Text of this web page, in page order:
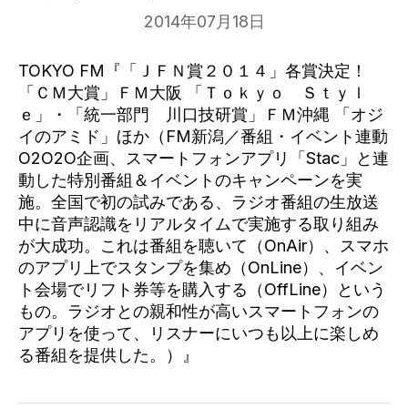
2014年07月18日
TOKYO FM『「ＪＦＮ賞２０１４」各賞決定！
「ＣＭ大賞」ＦＭ大阪 「Ｔｏｋｙｏ Ｓｔｙｌ
ｅ」・「統一部門 川口技研賞」ＦＭ沖縄 「オジ
イのアミド」ほか（FM新潟／番組・イベント連動
O2O2O企画、スマートフォンアプリ「Stac」と連
動した特別番組＆イベントのキャンペーンを実
施。全国で初の試みである、ラジオ番組の生放送
中に音声認識をリアルタイムで実施する取り組み
が大成功。これは番組を聴いて（OnAir）、スマホ
のアプリ上でスタンプを集め（OnLine）、イベン
ト会場でリフト券等を購入する（OffLine）という
もの。ラジオとの親和性が高いスマートフォンの
アプリを使って、リスナーにいつも以上に楽しめ
る番組を提供した。）』